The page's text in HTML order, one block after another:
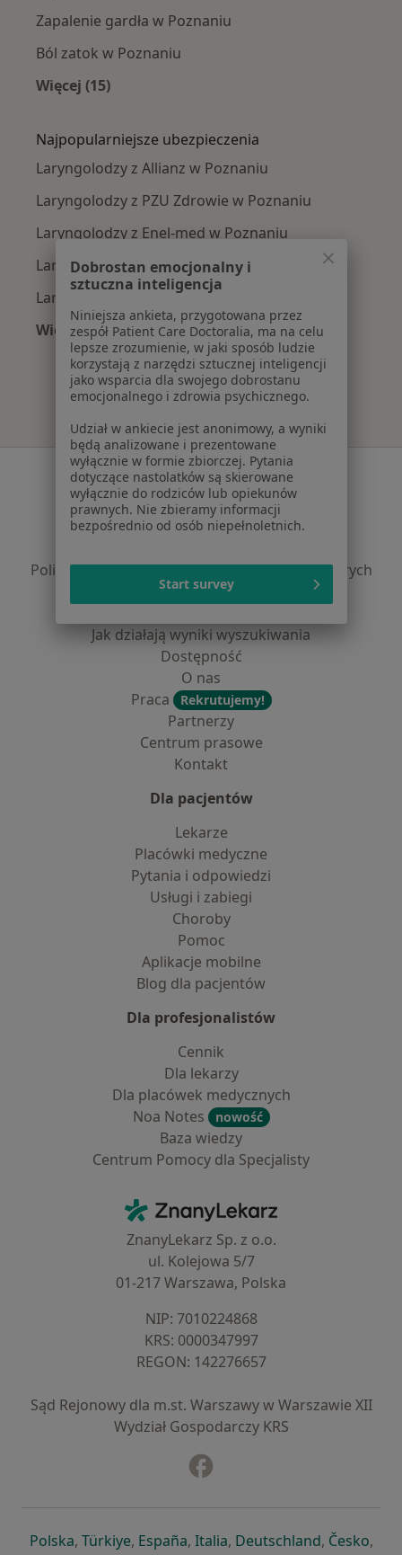
Zapalenie gardła w Poznaniu
Ból zatok w Poznaniu
Więcej (15)
Najpopularniejsze ubezpieczenia
Laryngolodzy z Allianz w Poznaniu
Laryngolodzy z PZU Zdrowie w Poznaniu
Laryngolodzy z Enel-med w Poznaniu
Laryngolodzy z NFZ w Poznaniu
Laryngolodzy z LUX MED w Poznaniu
Więcej (1)
Więcej w kategorii: Najpopularniejsze
Serwis
Regulamin
Polityka prywatności pacjentów
Polityka prywatności dla profesjonalistów, których
dane pozyskaliśmy samodzielnie
Jak działają wyniki wyszukiwania
Dostępność
O nas
Praca
Rekrutujemy!
Partnerzy
Centrum prasowe
Kontakt
Dla pacjentów
Lekarze
Placówki medyczne
Pytania i odpowiedzi
Usługi i zabiegi
Choroby
Pomoc
Aplikacje mobilne
Blog dla pacjentów
Dla profesjonalistów
Cennik
Dla lekarzy
Dla placówek medycznych
Noa Notes
nowość
Baza wiedzy
Centrum Pomocy dla Specjalisty
ZnanyLekarz - Strona główna
ZnanyLekarz Sp. z o.o.
ul. Kolejowa 5/7
01-217 Warszawa, Polska
NIP: ⁠7010224868
KRS: ⁠0000347997
REGON: ⁠142276657
Sąd Rejonowy dla m.st. Warszawy w Warszawie XII
Wydział Gospodarczy KRS
Polskaotwiera się w nowej karcie
, Türkiyeotwiera się w nowej karcie
, Españaotwiera się w nowej karcie
, Italiaotwiera się w nowej
, Deutschlandotwiera się
, Česko,
Dobrostan emocjonalny i
sztuczna inteligencja
Niniejsza ankieta, przygotowana przez
zespół Patient Care Doctoralia, ma na celu
lepsze zrozumienie, w jaki sposób ludzie
korzystają z narzędzi sztucznej inteligencji
jako wsparcia dla swojego dobrostanu
emocjonalnego i zdrowia psychicznego.
Udział w ankiecie jest anonimowy, a wyniki
będą analizowane i prezentowane
wyłącznie w formie zbiorczej. Pytania
dotyczące nastolatków są skierowane
wyłącznie do rodziców lub opiekunów
prawnych. Nie zbieramy informacji
bezpośrednio od osób niepełnoletnich.
Start survey